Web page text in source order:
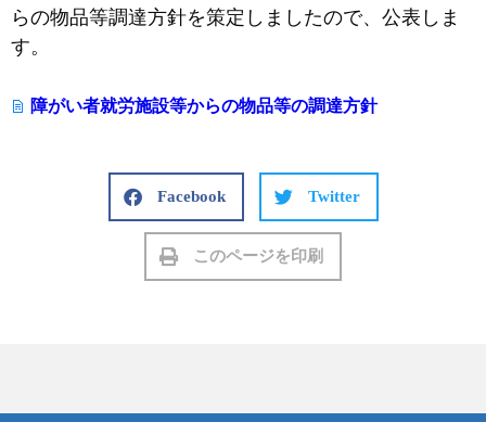
らの物品等調達方針を策定しましたので、公表しま
す。
障がい者就労施設等からの物品等の調達方針
Facebook Twitter
このページを印刷